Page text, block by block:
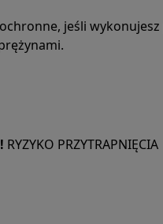
jeśli
RYZYKO PRZYTRAPNIĘCIA